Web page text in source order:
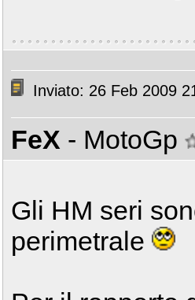
Inviato: 26 Feb 2009
FeX - MotoGp
Gli HM seri
perimetrale